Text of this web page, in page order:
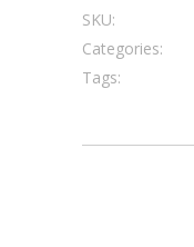
SKU:
Categories:
Tags: